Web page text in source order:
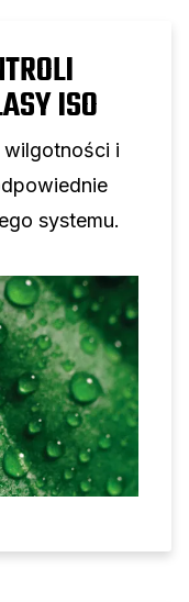
ISO
wilgotności i
systemu.